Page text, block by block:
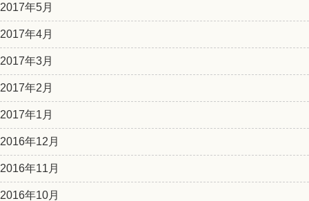
2017年5月
2017年4月
2017年3月
2017年2月
2017年1月
2016年12月
2016年11月
2016年10月